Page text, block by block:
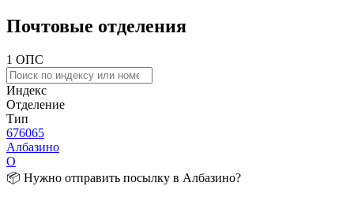
Почтовые отделения
1 ОПС
Индекс
Отделение
Тип
676065
Албазино
О
📦 Нужно отправить посылку в Албазино?